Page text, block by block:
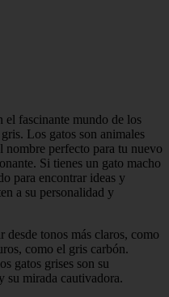
el fascinante mundo de los
Los gatos son animales
perfecto para tu nuevo
Si tienes un gato macho
para encontrar ideas y
a su personalidad y
tonos más claros, como
como el gris carbón.
gatos grises son su
su mirada cautivadora.